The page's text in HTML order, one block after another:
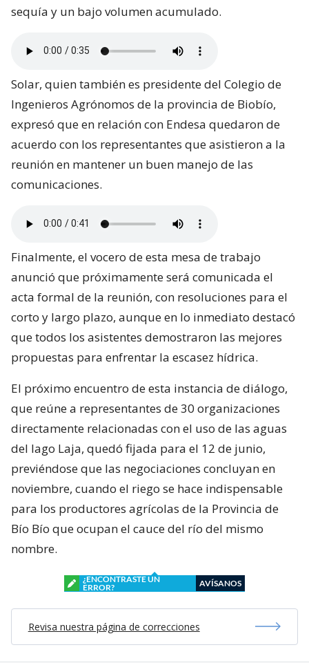
sequía y un bajo volumen acumulado.
Solar, quien también es presidente del Colegio de
Ingenieros Agrónomos de la provincia de Biobío,
expresó que en relación con Endesa quedaron de
acuerdo con los representantes que asistieron a la
reunión en mantener un buen manejo de las
comunicaciones.
Finalmente, el vocero de esta mesa de trabajo
anunció que próximamente será comunicada el
acta formal de la reunión, con resoluciones para el
corto y largo plazo, aunque en lo inmediato destacó
que todos los asistentes demostraron las mejores
propuestas para enfrentar la escasez hídrica.
El próximo encuentro de esta instancia de diálogo,
que reúne a representantes de 30 organizaciones
directamente relacionadas con el uso de las aguas
del lago Laja, quedó fijada para el 12 de junio,
previéndose que las negociaciones concluyan en
noviembre, cuando el riego se hace indispensable
para los productores agrícolas de la Provincia de
Bío Bío que ocupan el cauce del río del mismo
nombre.
¿ENCONTRASTE UN
ERROR?
AVÍSANOS
Revisa nuestra página de correcciones